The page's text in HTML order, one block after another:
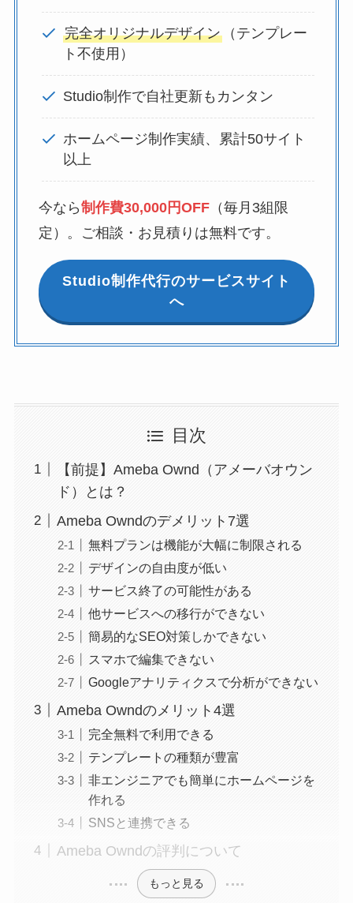
完全オリジナルデザイン （テンプレー
ト不使用）
Studio制作で自社更新もカンタン
ホームページ制作実績、累計50サイト
以上
今なら制作費30,000円OFF（毎月3組限
定）。ご相談・お見積りは無料です。
Studio制作代行のサービスサイト
へ
目次
【前提】Ameba Ownd（アメーバオウン
ド）とは？
Ameba Owndのデメリット7選
無料プランは機能が大幅に制限される
デザインの自由度が低い
サービス終了の可能性がある
他サービスへの移行ができない
簡易的なSEO対策しかできない
スマホで編集できない
Googleアナリティクスで分析ができない
Ameba Owndのメリット4選
完全無料で利用できる
テンプレートの種類が豊富
非エンジニアでも簡単にホームページを
作れる
SNSと連携できる
Ameba Owndの評判について
もっと見る